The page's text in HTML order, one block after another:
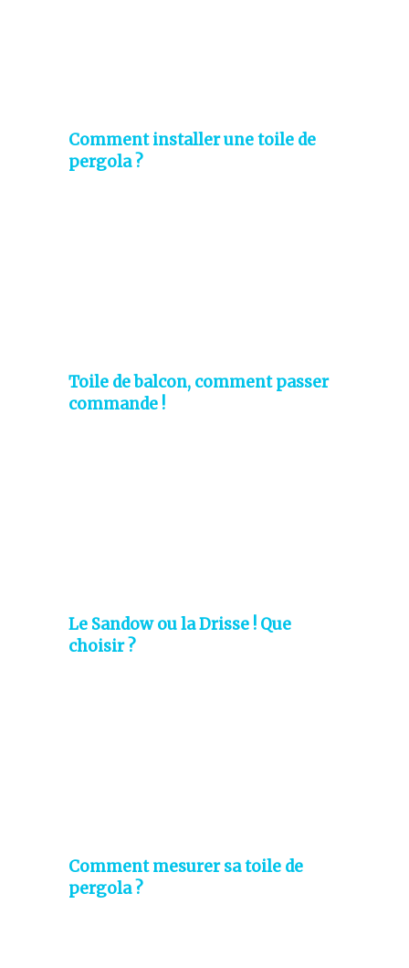
Comment installer une toile de
pergola ?
Toile de balcon, comment passer
commande !
Le Sandow ou la Drisse ! Que
choisir ?
Comment mesurer sa toile de
pergola ?